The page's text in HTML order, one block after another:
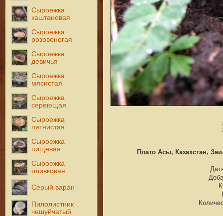
Сыроежка
каштановая
Сыроежка
розовоногая
Сыроежка
девичья
Сыроежка
мясистая
Сыроежка
сереющая
Сыроежка
пятнистая
Сыроежка
пищевая
Сыроежка
оливковая
Серый варан
Пилолистник
чешуйчатый
Плато Асы, Казахстан,